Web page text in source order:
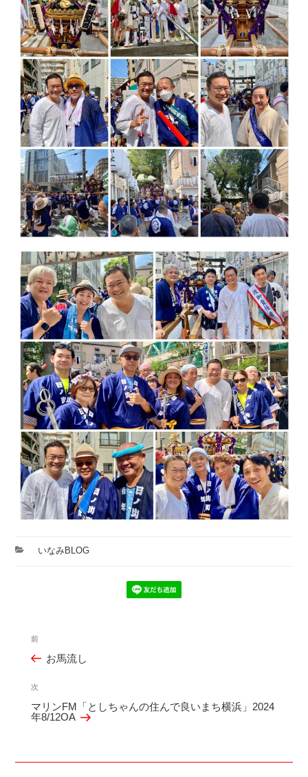
カ
いなみBLOG
ビ
ゲ
ー
ョ
過
去
稿
前
お馬流し
次
の
次
マリンFM「としちゃんの住んで良いまち横浜」2024
年8/12OA